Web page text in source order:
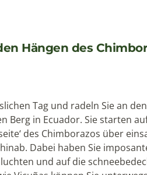
Hängen des
Tag und radeln Sie an
Berg in Ecuador. Sie starten
des Chimborazos über
Dabei haben Sie
und auf die